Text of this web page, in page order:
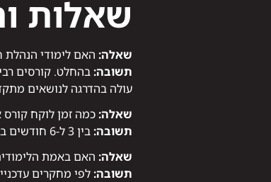
שאלות
שאלה: האם לימודי הנהלת
תשובה:בהחלט. קורסים
עולה בהדרגה לנושאים
שאלה:כמה זמן לוקח קורס
תשובה:בין 3 ל-6 חודשים בממוצע. חלק מהמסלולים האינטנסיביים מאפשרים סיום תוך כשלושה חודשים.
שאלה: האם באמת הלימודים
תשובה:לפי מחקרים